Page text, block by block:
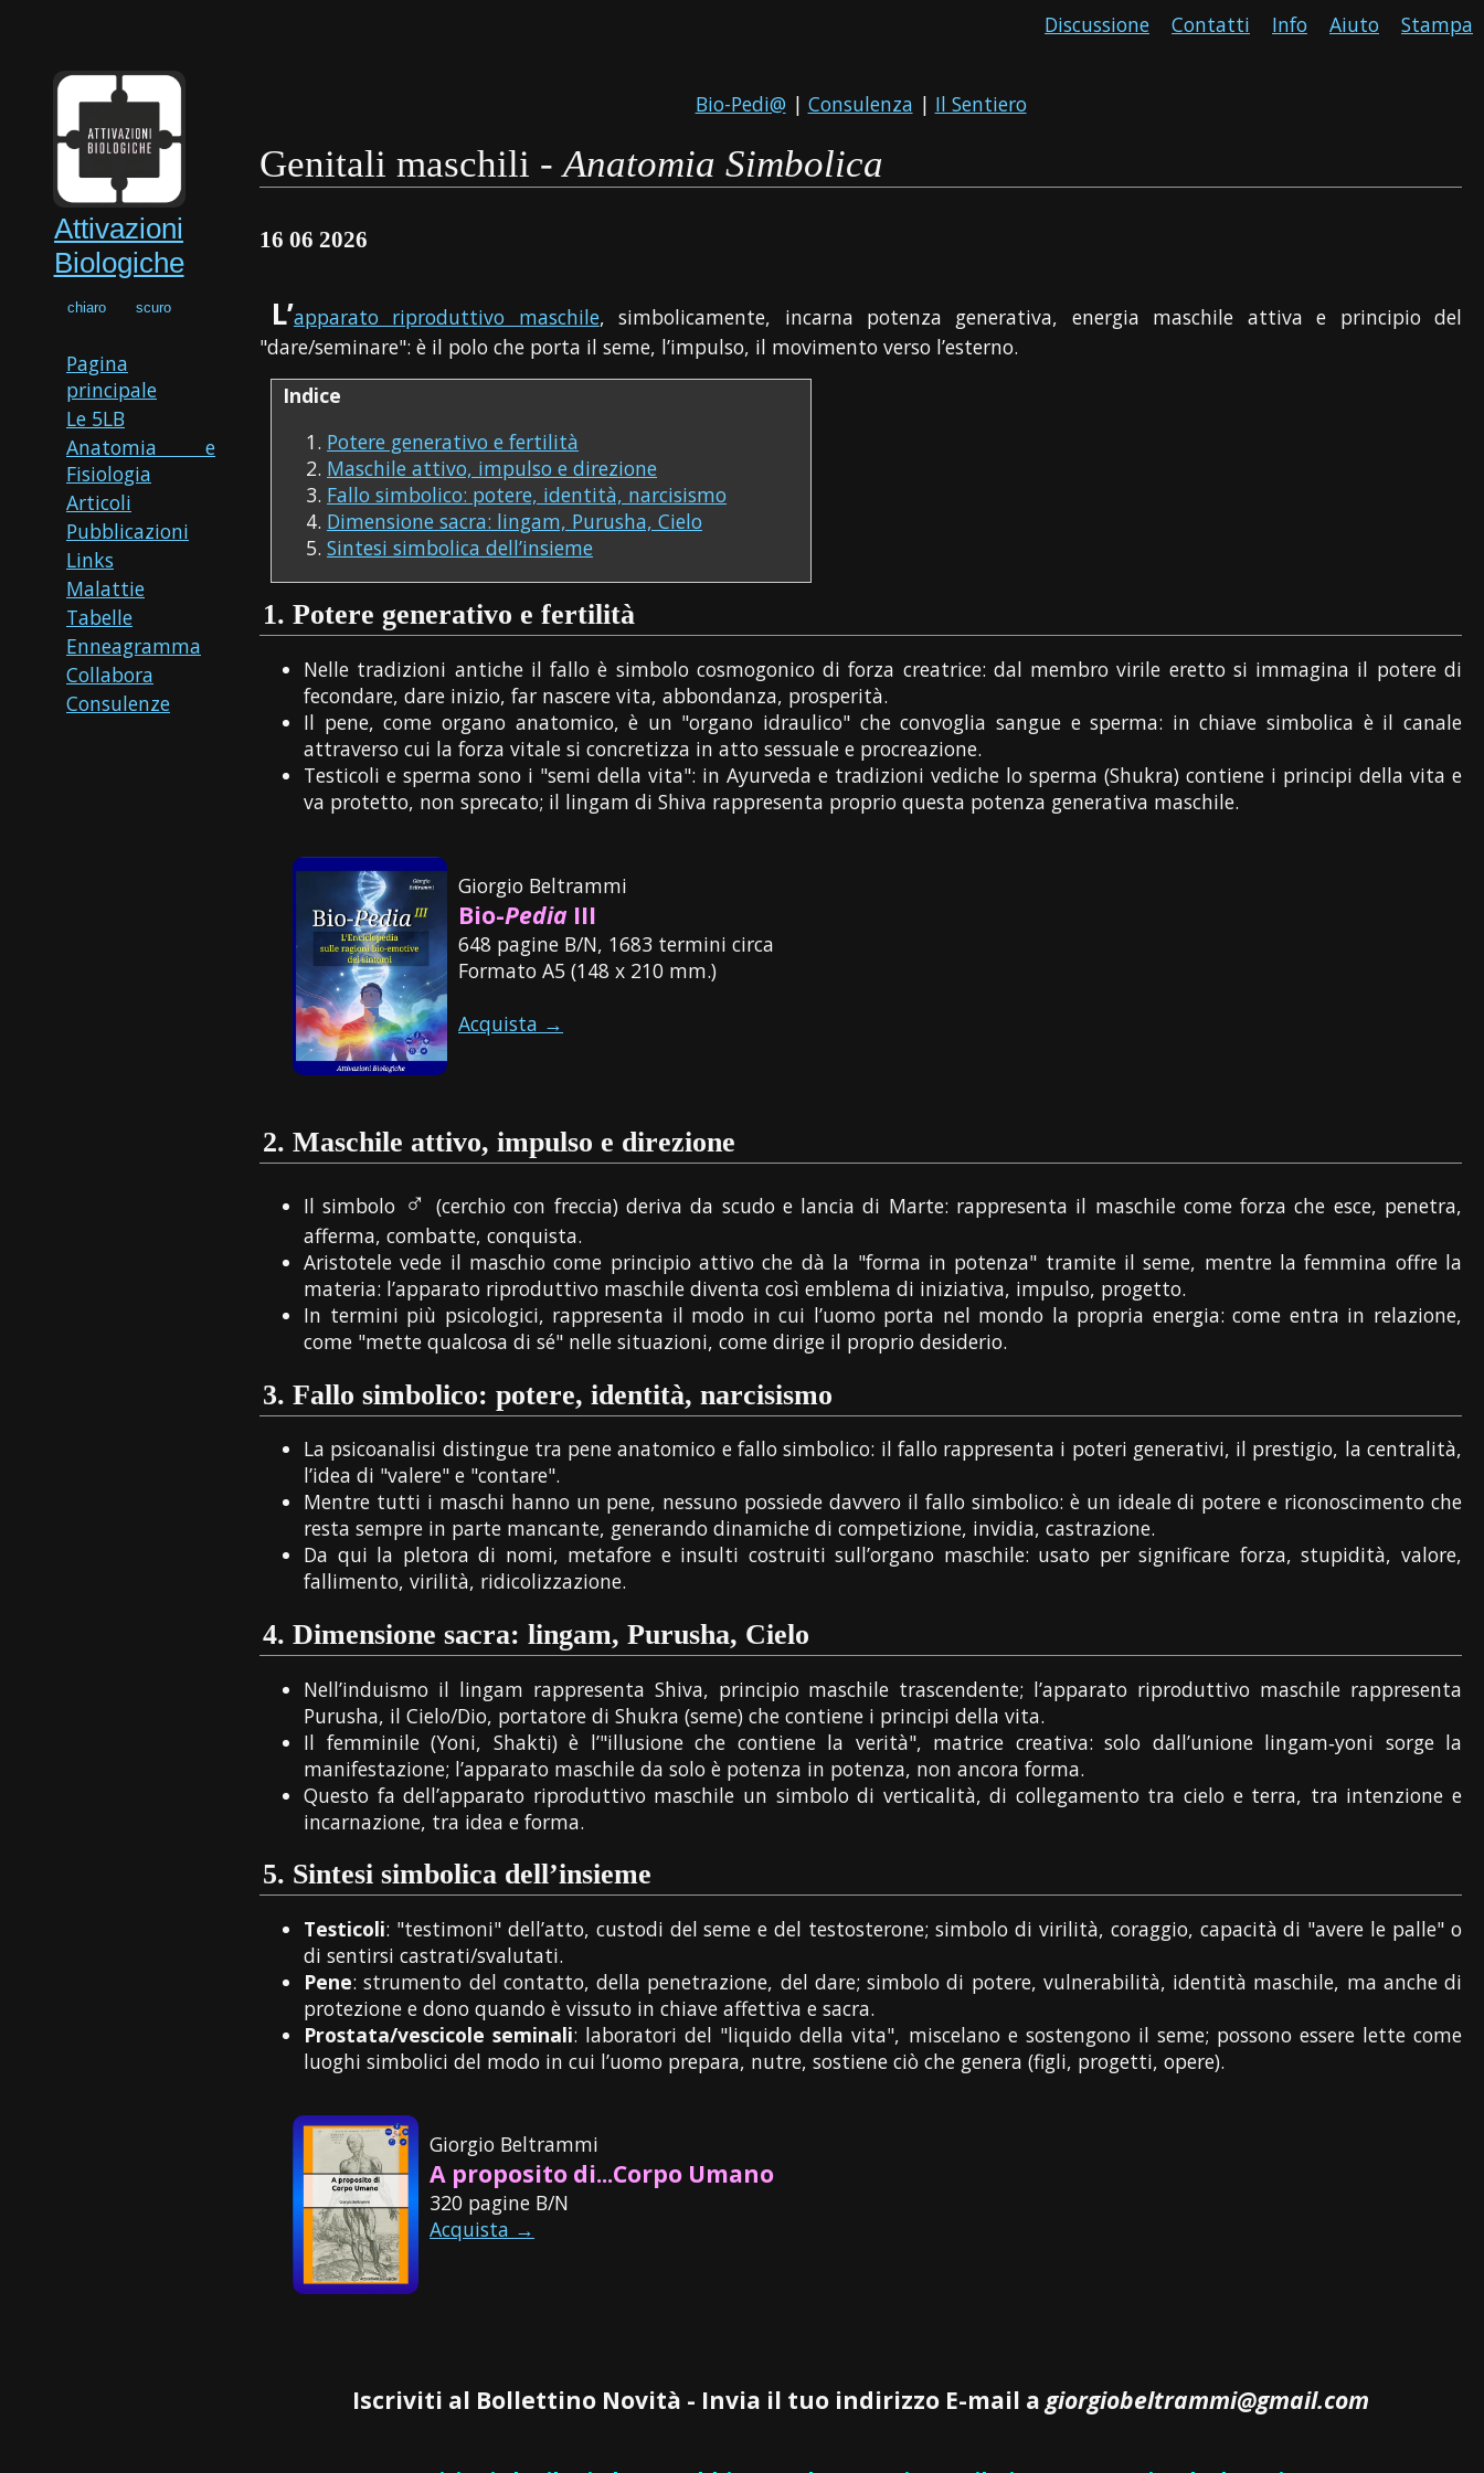
Stampa
Aiuto
Info
Contatti
Discussione
Attivazioni
Biologiche
chiaro scuro
Pagina
principale
Le 5LB
Anatomia e
Fisiologia
Articoli
Pubblicazioni
Links
Malattie
Tabelle
Enneagramma
Collabora
Consulenze
Bio-Pedi@| Consulenza | Il Sentiero
Genitali maschili -Anatomia Simbolica
16 06 2026
L’apparato riproduttivo maschile, simbolicamente, incarna potenza generativa, energia maschile attiva e principio del
"dare/seminare": è il polo che porta il seme, l’impulso, il movimento verso l’esterno.
Indice
Potere generativo e fertilità
Maschile attivo, impulso e direzione
Fallo simbolico: potere, identità, narcisismo
Dimensione sacra: lingam, Purusha, Cielo
Sintesi simbolica dell’insieme
1.Potere generativo e fertilità
Nelle tradizioni antiche il fallo è simbolo cosmogonico di forza creatrice: dal membro virile eretto si immagina il potere di
fecondare, dare inizio, far nascere vita, abbondanza, prosperità.
Il pene, come organo anatomico, è un "organo idraulico" che convoglia sangue e sperma: in chiave simbolica è il canale
attraverso cui la forza vitale si concretizza in atto sessuale e procreazione.
Testicoli e sperma sono i "semi della vita": in Ayurveda e tradizioni vediche lo sperma (Shukra) contiene i principi della vita e
va protetto, non sprecato; il lingam di Shiva rappresenta proprio questa potenza generativa maschile.
Giorgio Beltrammi
Bio-Pedia III
648 pagine B/N, 1683 termini circa
Formato A5 (148 x 210 mm.)
Acquista →
2.Maschile attivo, impulso e direzione
Il simbolo ♂ (cerchio con freccia) deriva da scudo e lancia di Marte: rappresenta il maschile come forza che esce, penetra,
afferma, combatte, conquista.
Aristotele vede il maschio come principio attivo che dà la "forma in potenza" tramite il seme, mentre la femmina offre la
materia: l’apparato riproduttivo maschile diventa così emblema di iniziativa, impulso, progetto.
In termini più psicologici, rappresenta il modo in cui l’uomo porta nel mondo la propria energia: come entra in relazione,
come "mette qualcosa di sé" nelle situazioni, come dirige il proprio desiderio.
3.Fallo simbolico: potere, identità, narcisismo
La psicoanalisi distingue tra pene anatomico e fallo simbolico: il fallo rappresenta i poteri generativi, il prestigio, la centralità,
l’idea di "valere" e "contare".
Mentre tutti i maschi hanno un pene, nessuno possiede davvero il fallo simbolico: è un ideale di potere e riconoscimento che
resta sempre in parte mancante, generando dinamiche di competizione, invidia, castrazione.
Da qui la pletora di nomi, metafore e insulti costruiti sull’organo maschile: usato per significare forza, stupidità, valore,
fallimento, virilità, ridicolizzazione.
4.Dimensione sacra: lingam, Purusha, Cielo
Nell’induismo il lingam rappresenta Shiva, principio maschile trascendente; l’apparato riproduttivo maschile rappresenta
Purusha, il Cielo/Dio, portatore di Shukra (seme) che contiene i principi della vita.
Il femminile (Yoni, Shakti) è l’"illusione che contiene la verità", matrice creativa: solo dall’unione lingam‑yoni sorge la
manifestazione; l’apparato maschile da solo è potenza in potenza, non ancora forma.
Questo fa dell’apparato riproduttivo maschile un simbolo di verticalità, di collegamento tra cielo e terra, tra intenzione e
incarnazione, tra idea e forma.
5. Sintesi simbolica dell’insieme
Testicoli: "testimoni" dell’atto, custodi del seme e del testosterone; simbolo di virilità, coraggio, capacità di "avere le palle" o
di sentirsi castrati/svalutati.
Pene: strumento del contatto, della penetrazione, del dare; simbolo di potere, vulnerabilità, identità maschile, ma anche di
protezione e dono quando è vissuto in chiave affettiva e sacra.
Prostata/vescicole seminali: laboratori del "liquido della vita", miscelano e sostengono il seme; possono essere lette come
luoghi simbolici del modo in cui l’uomo prepara, nutre, sostiene ciò che genera (figli, progetti, opere).
Giorgio Beltrammi
A proposito di...Corpo Umano
320 pagine B/N
Acquista →
Iscriviti al Bollettino Novità - Invia il tuo indirizzo E-mail agiorgiobeltrammi@gmail.com